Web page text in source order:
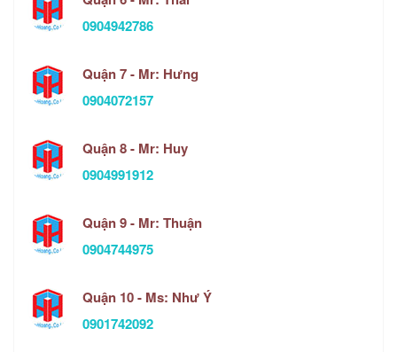
0904942786
Quận 7 - Mr: Hưng
0904072157
Quận 8 - Mr: Huy
0904991912
Quận 9 - Mr: Thuận
0904744975
Quận 10 - Ms: Như Ý
0901742092